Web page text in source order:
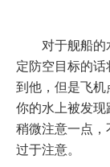
对于舰船
定防空目标的
到他，但是飞机
你的水上被发
稍微注意一点
过于注意。